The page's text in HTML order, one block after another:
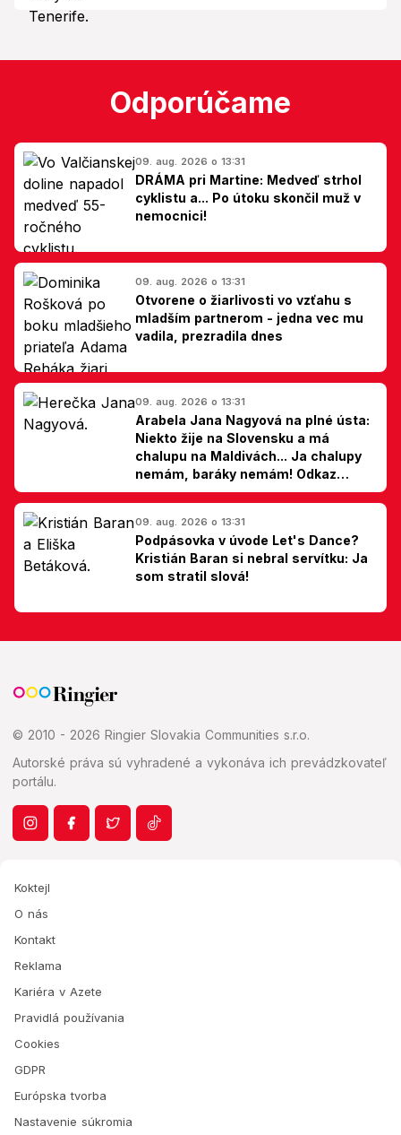
Odporúčame
09. aug. 2026 o 13:31
DRÁMA pri Martine: Medveď strhol
cyklistu a... Po útoku skončil muž v
nemocnici!
09. aug. 2026 o 13:31
Otvorene o žiarlivosti vo vzťahu s
mladším partnerom - jedna vec mu
vadila, prezradila dnes
09. aug. 2026 o 13:31
Arabela Jana Nagyová na plné ústa:
Niekto žije na Slovensku a má
chalupu na Maldivách... Ja chalupy
nemám, baráky nemám! Odkaz
Slovákom
09. aug. 2026 o 13:31
Podpásovka v úvode Let's Dance?
Kristián Baran si nebral servítku: Ja
som stratil slová!
© 2010 - 2026 Ringier Slovakia Communities s.r.o.
Autorské práva sú vyhradené a vykonáva ich prevádzkovateľ
portálu.
Koktejl
O nás
Kontakt
Reklama
Kariéra v Azete
Pravidlá používania
Cookies
GDPR
Európska tvorba
Nastavenie súkromia